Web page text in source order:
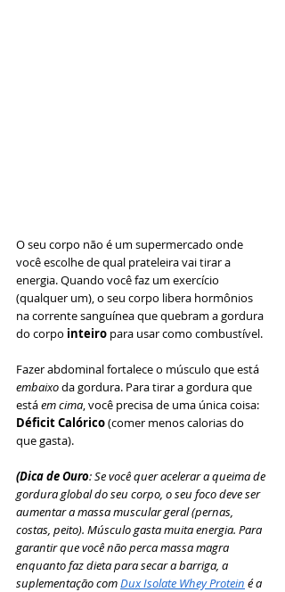
O seu corpo não é um supermercado onde
você escolhe de qual prateleira vai tirar a
energia. Quando você faz um exercício
(qualquer um), o seu corpo libera hormônios
na corrente sanguínea que quebram a gordura
do corpo inteiro para usar como combustível.
Fazer abdominal fortalece o músculo que está
embaixo da gordura. Para tirar a gordura que
está em cima, você precisa de uma única coisa:
Déficit Calórico (comer menos calorias do
que gasta).
(Dica de Ouro: Se você quer acelerar a queima de
gordura global do seu corpo, o seu foco deve ser
aumentar a massa muscular geral (pernas,
costas, peito). Músculo gasta muita energia. Para
garantir que você não perca massa magra
enquanto faz dieta para secar a barriga, a
suplementação com Dux Isolate Whey Protein é a